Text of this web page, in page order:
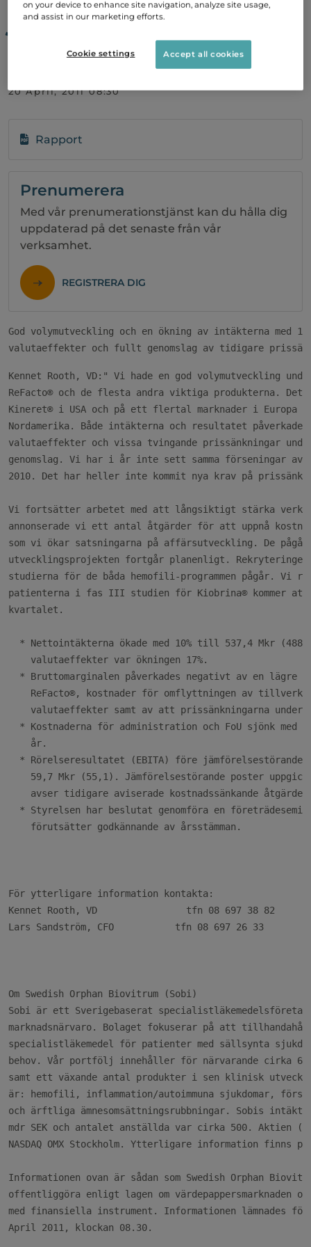
januari - mars
2011
20 April, 2011 08:30
God volymutveckling och en ökning av intäkterna med
Kennet Rooth, VD:" Vi hade en god volymutveckling
ReFacto® och de flesta andra viktiga produkterna.
Kineret® i USA och på ett flertal marknader i Europa
Nordamerika. Både intäkterna och resultatet
valutaeffekter och vissa tvingande prissänkningar
genomslag. Vi har i år inte sett samma förseningar av
2010. Det har heller inte kommit nya krav på
Vi fortsätter arbetet med att långsiktigt stärka
annonserade vi ett antal åtgärder för att uppnå
som vi ökar satsningarna på affärsutveckling. De
utvecklingsprojekten fortgår planenligt.
studierna för de båda hemofili-programmen pågår. Vi
patienterna i fas III studien för Kiobrina® kommer att
kvartalet.
* Nettointäkterna ökade med 10% till 537,4 Mkr
    valutaeffekter var ökningen 17%.
* Bruttomarginalen påverkades negativt av en lägre
ReFacto®, kostnader för omflyttningen av
valutaeffekter samt av att prissänkningarna under
* Kostnaderna för administration och FoU sjönk med
    år.
* Rörelseresultatet (EBITA) före jämförelsestörande
59,7 Mkr (55,1). Jämförelsestörande poster
avser tidigare aviserade kostnadssänkande
* Styrelsen har beslutat genomföra en
    förutsätter godkännande av årsstämman.
För ytterligare information kontakta:
Kennet Rooth, VD                tfn 08 697 38 82
Lars Sandström, CFO           tfn 08 697 26 33
Om Swedish Orphan Biovitrum (Sobi)
Sobi är ett Sverigebaserat
marknadsnärvaro. Bolaget fokuserar på att
specialistläkemedel för patienter med sällsynta
behov. Vår portfölj innehåller för närvarande cirka 60
samt ett växande antal produkter i sen klinisk
är: hemofili, inflammation/autoimmuna sjukdomar,
och ärftliga ämnesomsättningsrubbningar. Sobis
mdr SEK och antalet anställda var cirka 500. Aktien
NASDAQ OMX Stockholm. Ytterligare information finns
Informationen ovan är sådan som Swedish Orphan
offentliggöra enligt lagen om värdepappersmarknaden
med finansiella instrument. Informationen lämnades
April 2011, klockan 08.30.
Rapport
Prenumerera
Med vår prenumerationstjänst kan du hålla dig
uppdaterad på det senaste från vår
verksamhet.
REGISTRERA DIG
on your device to enhance site navigation, analyze site usage,
and assist in our marketing efforts.
Cookie settings Accept all cookies